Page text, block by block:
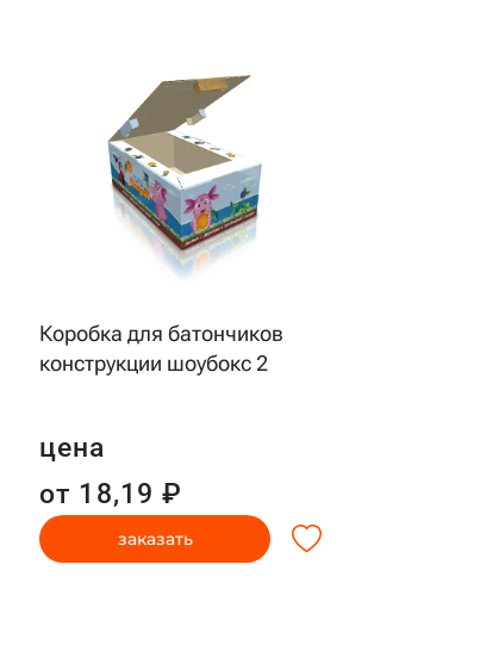
Коробка для батончиков
конструкции шоубокс 2
цена
от 18,19 ₽
заказать